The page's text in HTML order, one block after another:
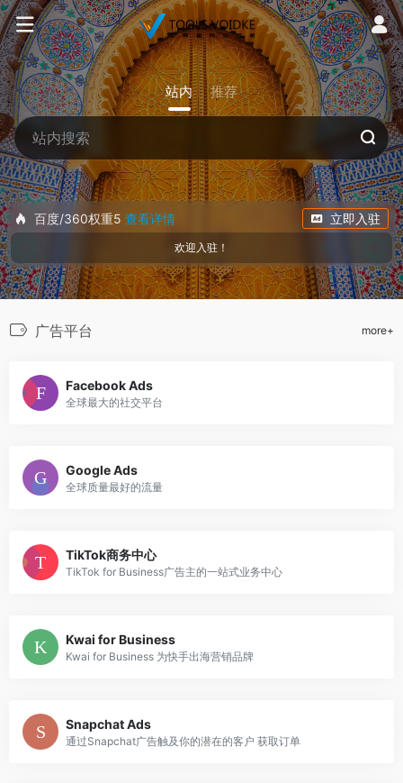
站内 推荐
百度/360权重5 查看详情 立即入驻
欢迎入驻！
广告平台 more+
Facebook Ads
全球最大的社交平台
Google Ads
全球质量最好的流量
TikTok商务中心
TikTok for Business广告主的一站式业务中心
Kwai for Business
Kwai for Business 为快手出海营销品牌
Snapchat Ads
通过Snapchat广告触及你的潜在的客户 获取订单